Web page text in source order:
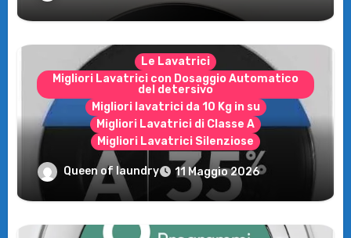
Le Lavatrici
Migliori Lavatrici con Dosaggio Automatico
del detersivo
Migliori lavatrici da 10 Kg in su
Migliori Lavatrici di Classe A
Migliori Lavatrici Silenziose
Recensione della Lavatrice Candy
MultiWash: Innovazione e flessibilità a
casa tua!
Queen of laundry 11 Maggio 2026